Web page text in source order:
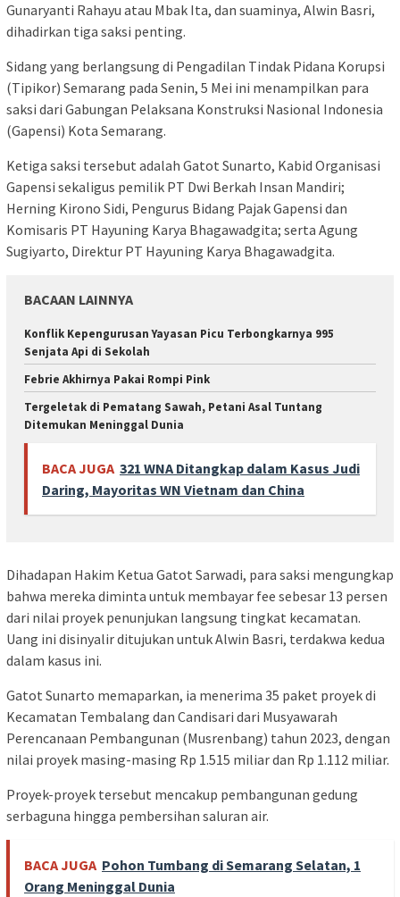
Gunaryanti Rahayu atau Mbak Ita, dan suaminya, Alwin Basri,
dihadirkan tiga saksi penting.
Sidang yang berlangsung di Pengadilan Tindak Pidana Korupsi
(Tipikor) Semarang pada Senin, 5 Mei ini menampilkan para
saksi dari Gabungan Pelaksana Konstruksi Nasional Indonesia
(Gapensi) Kota Semarang.
Ketiga saksi tersebut adalah Gatot Sunarto, Kabid Organisasi
Gapensi sekaligus pemilik PT Dwi Berkah Insan Mandiri;
Herning Kirono Sidi, Pengurus Bidang Pajak Gapensi dan
Komisaris PT Hayuning Karya Bhagawadgita; serta Agung
Sugiyarto, Direktur PT Hayuning Karya Bhagawadgita.
BACAAN LAINNYA
Konflik Kepengurusan Yayasan Picu Terbongkarnya 995
Senjata Api di Sekolah
Febrie Akhirnya Pakai Rompi Pink
Tergeletak di Pematang Sawah, Petani Asal Tuntang
Ditemukan Meninggal Dunia
BACA JUGA 321 WNA Ditangkap dalam Kasus Judi
Daring, Mayoritas WN Vietnam dan China
Dihadapan Hakim Ketua Gatot Sarwadi, para saksi mengungkap
bahwa mereka diminta untuk membayar fee sebesar 13 persen
dari nilai proyek penunjukan langsung tingkat kecamatan.
Uang ini disinyalir ditujukan untuk Alwin Basri, terdakwa kedua
dalam kasus ini.
Gatot Sunarto memaparkan, ia menerima 35 paket proyek di
Kecamatan Tembalang dan Candisari dari Musyawarah
Perencanaan Pembangunan (Musrenbang) tahun 2023, dengan
nilai proyek masing-masing Rp 1.515 miliar dan Rp 1.112 miliar.
Proyek-proyek tersebut mencakup pembangunan gedung
serbaguna hingga pembersihan saluran air.
BACA JUGA Pohon Tumbang di Semarang Selatan, 1
Orang Meninggal Dunia